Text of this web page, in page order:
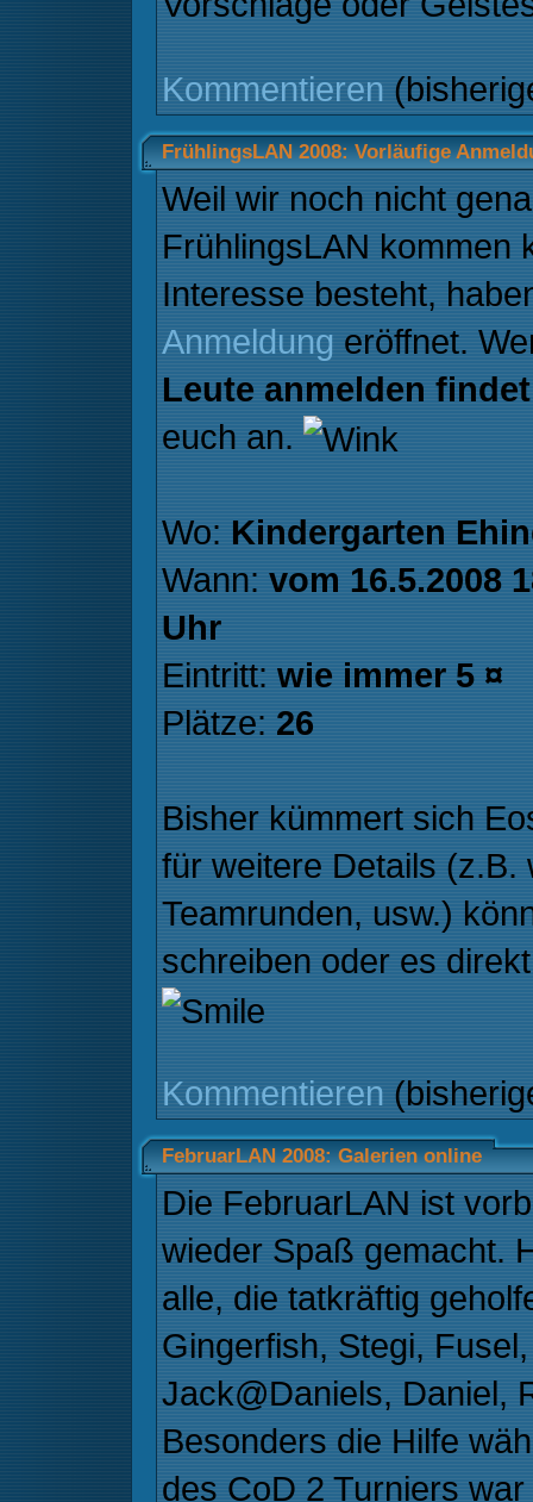
Kommentieren
FrühlingsLAN 2008: Vorläufige
Weil wir noch nicht
FrühlingsLAN kommen
Interesse besteht,
Anmeldung eröffnet.
Leute anmelden
euch an.
Wo: Kindergarten
Wann: vom 16.5.2008
Uhr
Eintritt: wie immer 5 ¤
Plätze: 26
Bisher kümmert sich
für weitere Details (z.B.
Teamrunden, usw.)
schreiben oder es
Kommentieren
FebruarLAN 2008: Galerien online
Die FebruarLAN ist
wieder Spaß gemacht.
alle, die tatkräftig
Gingerfish, Stegi,
Jack@Daniels, Daniel,
Besonders die Hilfe
des CoD 2 Turniers